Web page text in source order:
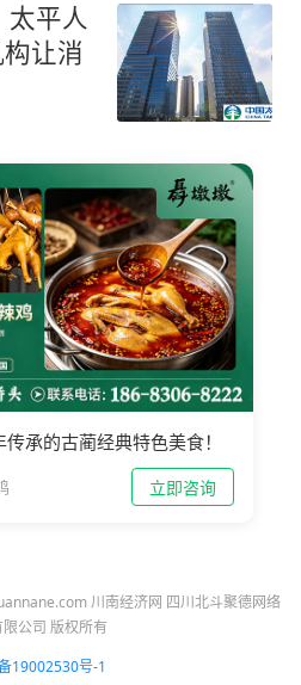
太平人
让消
承的古蔺经典特色美食！
立即咨询
川南经济网 四川北斗聚德网络
公司 版权所有
19002530号-1